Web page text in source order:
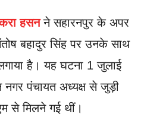
हसनने सहारनपुर के अपर
बहादुर सिंह पर उनके साथ
है। यह घटना 1 जुलाई
पंचायत अध्यक्ष से जुड़ी
से मिलने गई थीं।